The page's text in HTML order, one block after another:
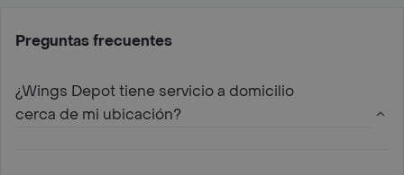
Preguntas frecuentes
¿Wings Depot tiene servicio a domicilio
cerca de mi ubicación?